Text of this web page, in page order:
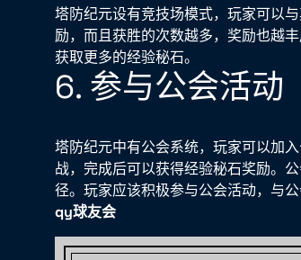
塔防纪元设有竞技场模式，玩家可以
励，而且获胜的次数越多，奖励也越
获取更多的经验秘石。
6. 参与公会活动
塔防纪元中有公会系统，玩家可以加
战，完成后可以获得经验秘石奖励。
径。玩家应该积极参与公会活动，与
qy球友会